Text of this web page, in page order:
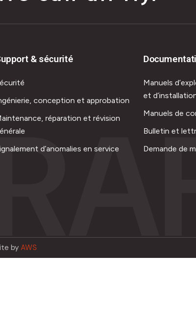
& sécurité
conception et approbation
réparation et révision
d’anomalies en service
Manuels
et
Manuels de
Bulletin et
Demande de
by AWS